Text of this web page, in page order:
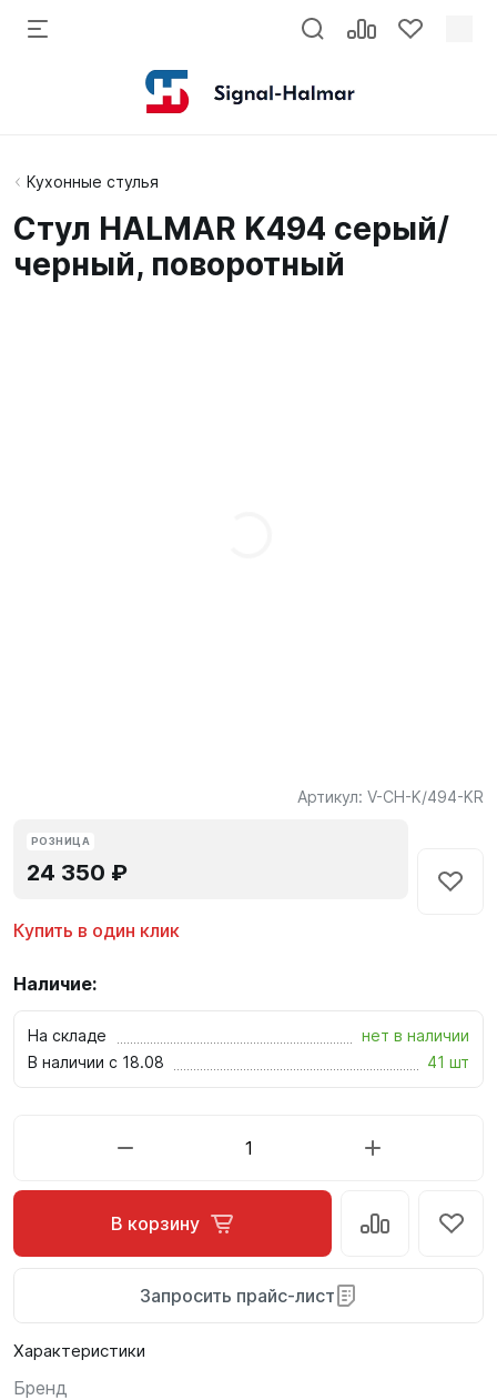
Кухонные стулья
Стул HALMAR K494 серый/
черный, поворотный
Характеристики
Бренд
Артикул: V-CH-K/494-KR
РОЗНИЦА
24 350 ₽
Купить в один клик
Наличие:
На складе
нет в наличии
В наличии с 18.08
41 шт
В корзину
Запросить прайс-лист